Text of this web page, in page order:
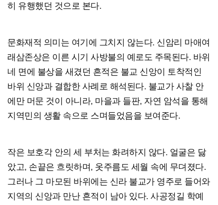
히 유행했던 것으로 본다.
문화재적 의미는 여기에 그치지 않는다. 신암리 마애여
래삼존상은 이른 시기 사방불의 예로도 주목된다. 바위
네 면에 불상을 새겼던 흔적은 불교 신앙이 토착적인
바위 신앙과 결합한 사례로 해석된다. 불교가 사찰 안
에만 머문 것이 아니라, 마을과 들판, 자연 암석을 통해
지역민의 생활 속으로 스며들었음을 보여준다.
작은 보호각 안의 세 부처는 화려하지 않다. 얼굴은 닳
았고, 손끝은 흐릿하며, 옷주름도 세월 속에 무뎌졌다.
그러나 그 마모된 바위에는 신라 불교가 영주로 들어와
지역의 신앙과 만난 흔적이 남아 있다. 사공정길 학예